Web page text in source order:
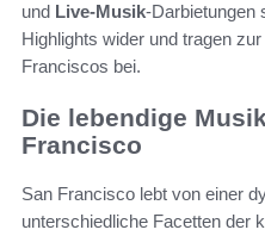
und Live-Musik-Darbietungen
Highlights wider und tragen
Franciscos bei.
Die lebendige
Francisco
San Francisco lebt von einer
unterschiedliche Facetten der